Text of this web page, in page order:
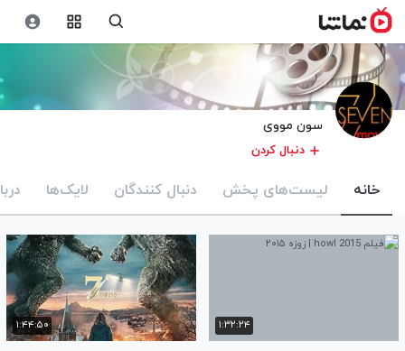
سون مووی
دنبال کردن
خانه لیست‌های پخش دنبال کنندگان لایک‌ها
۱:۳۲:۲۴ ۱:۴۴:۵۰